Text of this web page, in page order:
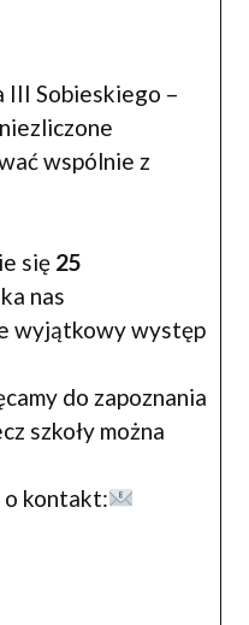
III Sobieskiego –
wspólnie z
się 25
nas
wyjątkowy występ
do zapoznania
szkoły można
o kontakt: